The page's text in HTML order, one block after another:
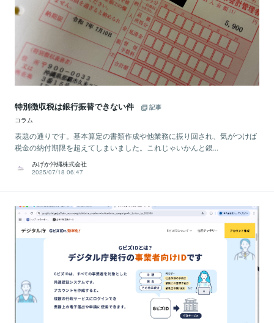
特別徴収税は銀行振替できない件
記事
コラム
表題の通りです。基本算定の書類作成や他業務に振り回され、気がつけば
税金の納付期限を超えてしまいました。これじゃいかんと銀...
みげか沖縄株式会社
2025/07/18 06:47